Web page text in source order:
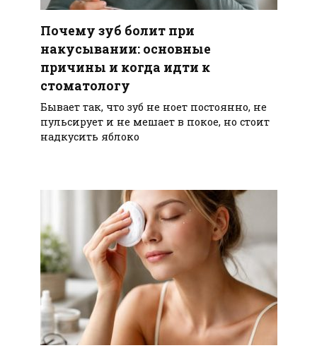
Почему зуб болит при
накусывании: основные
причины и когда идти к
стоматологу
Бывает так, что зуб не ноет постоянно, не
пульсирует и не мешает в покое, но стоит
надкусить яблоко